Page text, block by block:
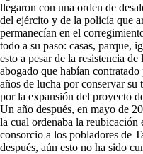
llegaron con una orden de
del ejército y de la policía que
permanecían en el
todo a su paso: casas, parque,
esto a pesar de la resistencia
abogado que habían
años de lucha por conservar
por la expansión del proyecto
Un año después, en mayo de
la cual ordenaba la
consorcio a los pobladores de
después, aún esto no ha sido